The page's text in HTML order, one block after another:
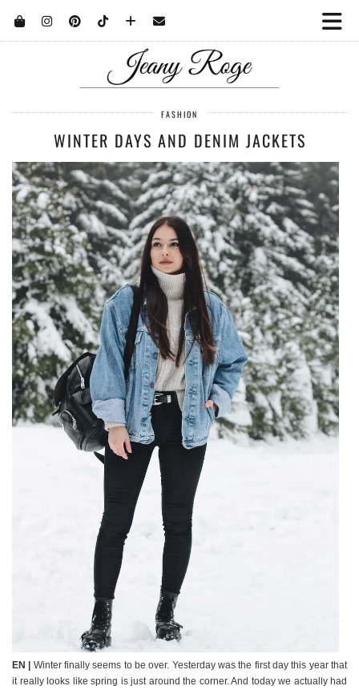
FASHION
WINTER DAYS AND DENIM JACKETS
EN |
Winter finally seems to be over. Yesterday was the first day this year that
it really looks like spring is just around the corner. And today we actually had